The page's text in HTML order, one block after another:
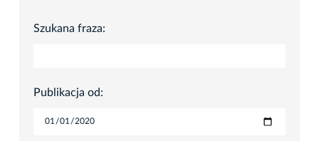
Szukana fraza:
Publikacja od: